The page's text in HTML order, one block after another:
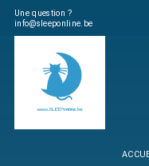
Une question ?
info@sleeponline.be